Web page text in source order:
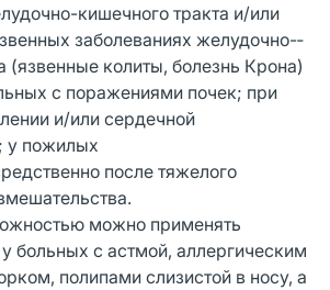
кишечного тракта и/или
заболеваниях желудочно-­
(язвенные колиты, болезнь Крона)
с поражениями почек; при
и/или сердечной
у пожилых
после тяжелого
можно применять
больных с астмой, аллергическим
полипами слизистой в носу, а